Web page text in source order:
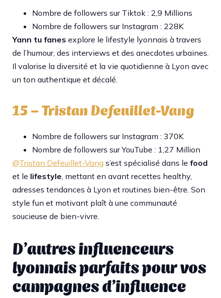
Nombre de followers sur Tiktok : 2,9 Millions
Nombre de followers sur Instagram : 228K
Yann tu fanes explore le lifestyle lyonnais à travers
de l’humour, des interviews et des anecdotes urbaines.
Il valorise la diversité et la vie quotidienne à Lyon avec
un ton authentique et décalé.​
15 – Tristan Defeuillet-Vang
Nombre de followers sur Instagram : 370K
Nombre de followers sur YouTube : 1,27 Million
@Tristan Defeuillet-Vang s’est spécialisé dans le food
et le lifestyle , mettant en avant recettes healthy,
adresses tendances à Lyon et routines bien-être. Son
style fun et motivant plaît à une communauté
soucieuse de bien-vivre.​
D’autres influenceurs
lyonnais parfaits pour vos
campagnes d’influence